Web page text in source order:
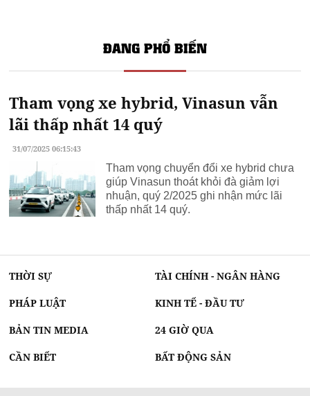
ĐANG PHỔ BIẾN
Tham vọng xe hybrid, Vinasun vẫn
lãi thấp nhất 14 quý
31/07/2025 06:15:43
Tham vọng chuyển đổi xe hybrid chưa
giúp Vinasun thoát khỏi đà giảm lợi
nhuận, quý 2/2025 ghi nhận mức lãi
thấp nhất 14 quý.
THỜI SỰ TÀI CHÍNH - NGÂN HÀNG
PHÁP LUẬT KINH TẾ - ĐẦU TƯ
BẢN TIN MEDIA 24 GIỜ QUA
CẦN BIẾT BẤT ĐỘNG SẢN